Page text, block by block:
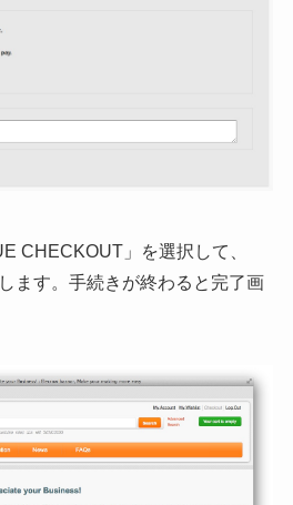
CHECKOUT」を選択して、
ます。手続きが終わると完了画